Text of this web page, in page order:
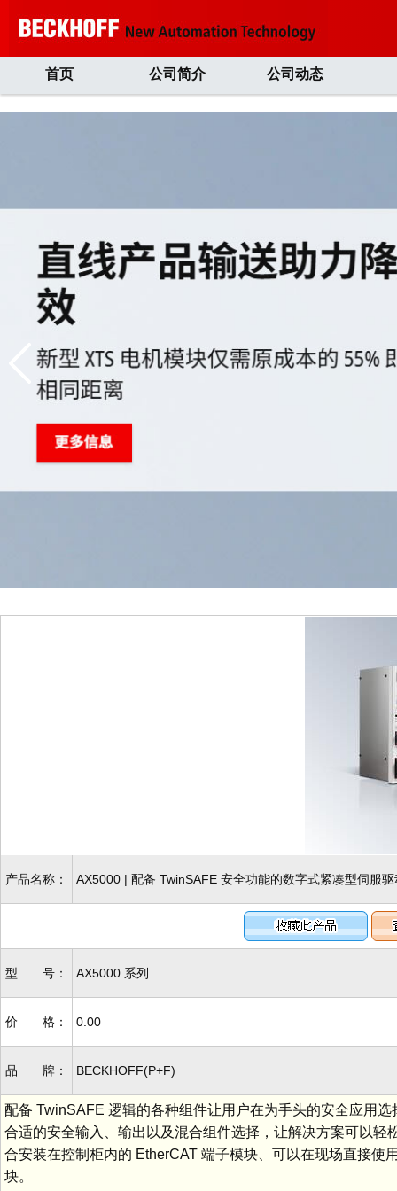
首页 公司简介 公司动态
产品名称： AX5000 | 配备 TwinSAFE 安全功能的数字式紧凑型伺服驱
型 号： AX5000 系列
价 格： 0.00
品 牌： BECKHOFF(P+F)
配备 TwinSAFE 逻辑的各种组件让用户在为手头的安全应用
合适的安全输入、输出以及混合组件选择，让解决方案可以
合安装在控制柜内的 EtherCAT 端子模块、可以在现场直接使
块。